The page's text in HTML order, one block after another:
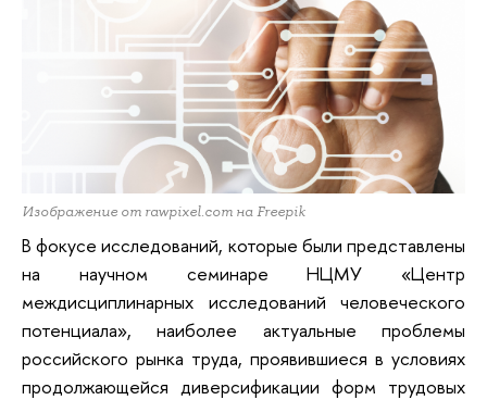
Изображение от rawpixel.com на Freepik
В фокусе исследований, которые были представлены
на научном семинаре НЦМУ «Центр
междисциплинарных исследований человеческого
потенциала», наиболее актуальные проблемы
российского рынка труда, проявившиеся в условиях
продолжающейся диверсификации форм трудовых